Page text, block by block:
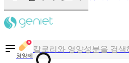
영양제 혈당 · 다이어트 음식 검색